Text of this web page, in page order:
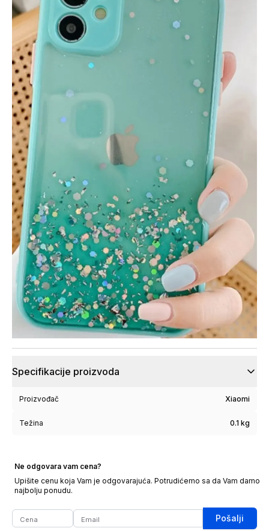
Specifikacije proizvoda
Proizvođač Xiaomi
Težina 0.1 kg
Ne odgovara vam cena?
Upišite cenu koja Vam je odgovarajuća. Potrudićemo sa da Vam damo
najbolju ponudu.
Pošalji